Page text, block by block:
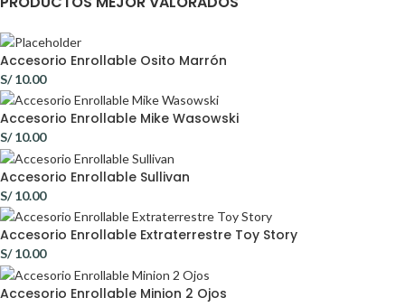
Accesorio Enrollable Osito Marrón
S/10.00
Accesorio Enrollable Mike Wasowski
S/10.00
Accesorio Enrollable Sullivan
S/10.00
Accesorio Enrollable Extraterrestre Toy Story
S/10.00
Accesorio Enrollable Minion 2 Ojos